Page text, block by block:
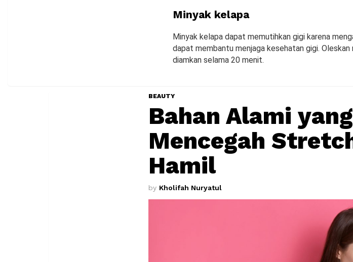
Minyak kelapa
Minyak kelapa dapat memutihkan gigi karena
dapat membantu menjaga kesehatan gigi.
diamkan selama 20 menit.
BEAUTY
Bahan Alami
Mencegah
Hamil
by Kholifah Nuryatul